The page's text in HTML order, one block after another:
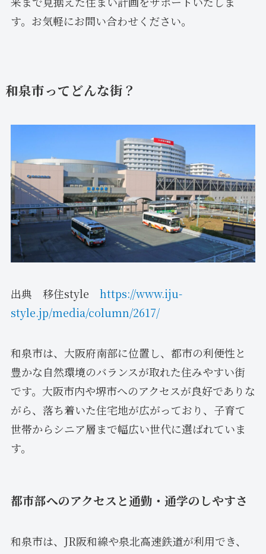
す。お気軽にお問い合わせください。
和泉市ってどんな街？
出典 移住style https://www.iju-
style.jp/media/column/2617/
和泉市は、大阪府南部に位置し、都市の利便性と
豊かな自然環境のバランスが取れた住みやすい街
です。大阪市内や堺市へのアクセスが良好でありな
がら、落ち着いた住宅地が広がっており、子育て
世帯からシニア層まで幅広い世代に選ばれていま
す。
都市部へのアクセスと通勤・通学のしやすさ
和泉市は、JR阪和線や泉北高速鉄道が利用でき、